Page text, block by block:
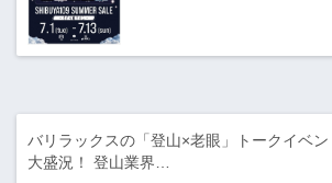
バリラックスの「登山×老眼」トークイベン
大盛況！ 登山業界…